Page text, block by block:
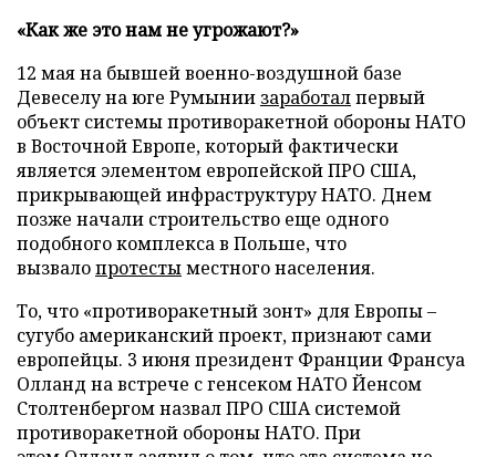
«Как же это нам не угрожают?»
12 мая на бывшей военно-воздушной базе
Девеселу на юге Румынии заработалпервый
объект системы противоракетной обороны НАТО
в Восточной Европе, который фактически
является элементом европейской ПРО США,
прикрывающей инфраструктуру НАТО. Днем
позже начали строительство еще одного
подобного комплекса в Польше, что
вызвалопротестыместного населения.
То, что «противоракетный зонт» для Европы –
сугубо американский проект, признают сами
европейцы. 3 июня президент Франции Франсуа
Олланд на встрече с генсеком НАТО Йенсом
Столтенбергом назвал ПРО США системой
противоракетной обороны НАТО. При